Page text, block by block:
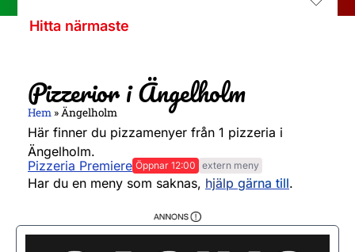
Hitta närmaste
Pizzerior i Ängelholm
Hem »Ängelholm
Här finner du pizzamenyer från 1 pizzeria i
Ängelholm.
Pizzeria Premiere Öppnar 12:00
Måndag 11:00 - 21:30
extern meny
Har du en meny som saknas, hjälp gärna till.